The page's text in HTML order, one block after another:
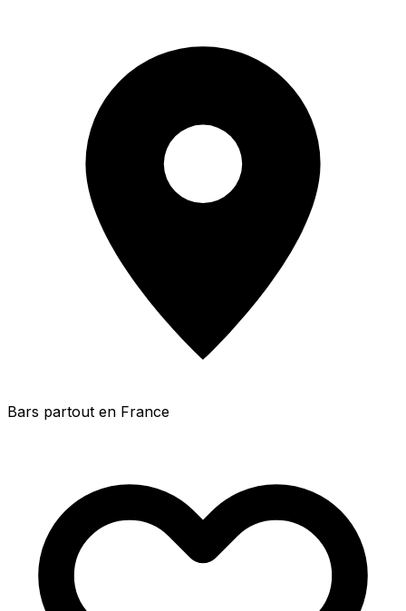
Bars partout en France